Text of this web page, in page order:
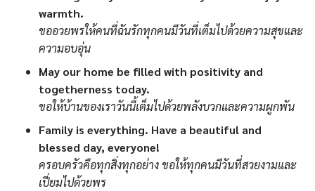
warmth.
ขออวยพรให้คนที่ฉันรักทุกคนมีวันที่เต็มไปด้วยความสุขและ
ความอบอุ่น
May our home be filled with positivity and
togetherness today.
ขอให้บ้านของเราวันนี้เต็มไปด้วยพลังบวกและความผูกพัน
Family is everything. Have a beautiful and
blessed day, everyone!
ครอบครัวคือทุกสิ่งทุกอย่าง ขอให้ทุกคนมีวันที่สวยงามและ
เปี่ยมไปด้วยพร